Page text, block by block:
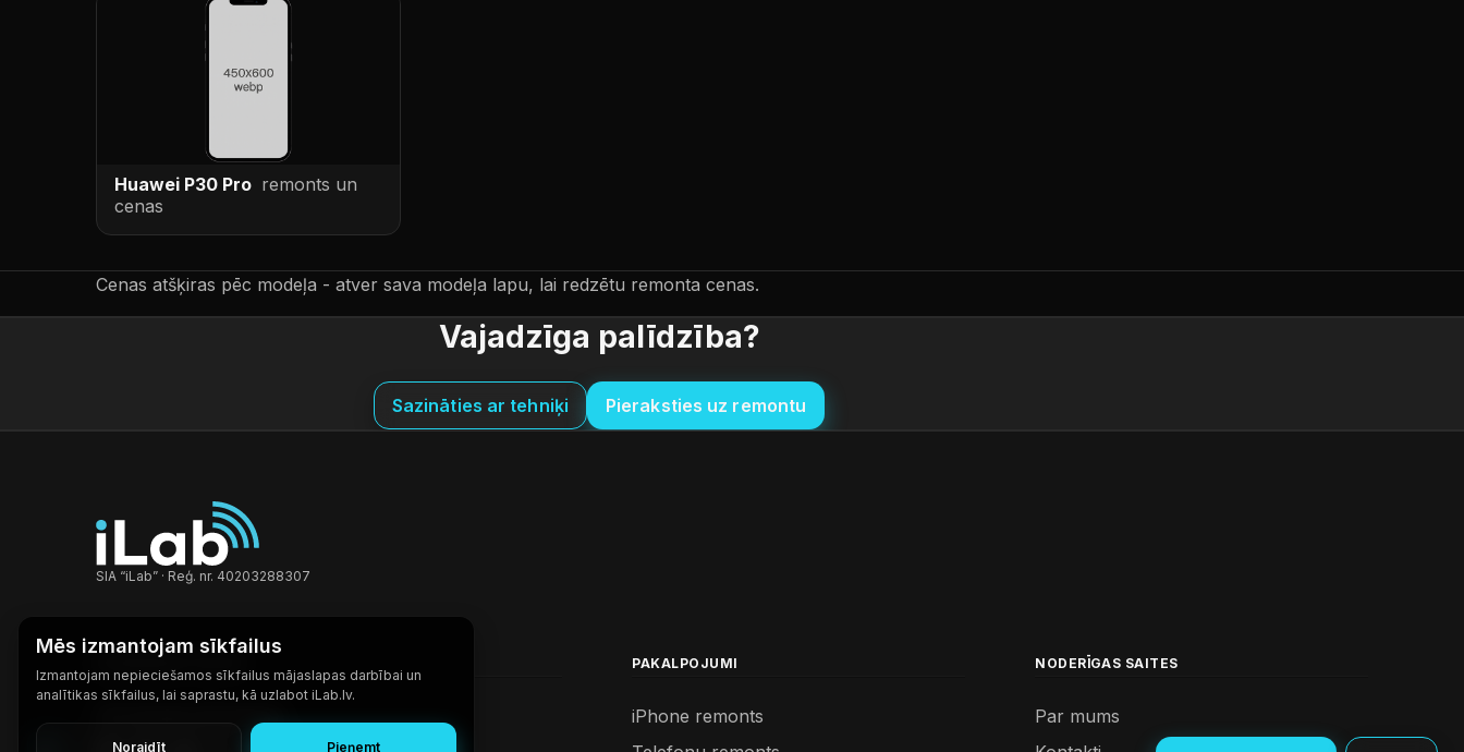
Huawei P30 Pro remonts un
cenas
Cenas atšķiras pēc modeļa - atver sava modeļa lapu, lai redzētu remonta cenas.
Vajadzīga palīdzība?
Sazināties ar tehniķi Pieraksties uz remontu
SIA “iLab” · Reģ. nr. 40203288307
Ieriķu iela 3, Rīga, LV-1084
PAKALPOJUMI
iPhone remonts
NODERĪGAS SAITES
Par mums
Mēs izmantojam sīkfailus
Izmantojam nepieciešamos sīkfailus mājaslapas darbībai un
analītikas sīkfailus, lai saprastu, kā uzlabot iLab.lv.
Noraidīt Pieņemt